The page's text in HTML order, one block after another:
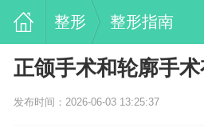
整形 整形指南
正颌手术和轮廓手术
发布时间：2026-06-03 13:25:37